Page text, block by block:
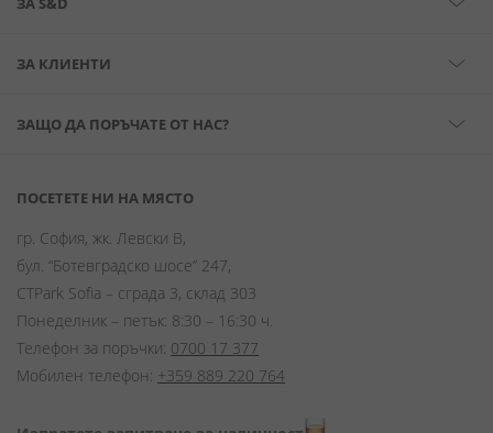
ЗА КЛИЕНТИ
ЗАЩО ДА ПОРЪЧАТЕ ОТ НАС?
ПОСЕТЕТЕ НИ НА МЯСТО
гр. София, жк. Левски В,
бул. “Ботевградско шосе” 247,
CTPark Sofia – сграда 3, склад 303
Понеделник – петък: 8:30 – 16:30 ч.
Телефон за поръчки: 0700 17 377
Мобилен телефон: +359 889 220 764